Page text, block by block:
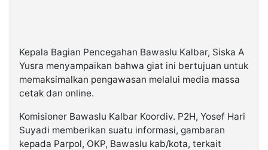
Kepala Bagian Pencegahan Bawaslu Kalbar, Siska A
Yusra menyampaikan bahwa giat ini bertujuan untuk
memaksimalkan pengawasan melalui media massa
cetak dan online.
Komisioner Bawaslu Kalbar Koordiv. P2H, Yosef Hari
Suyadi memberikan suatu informasi, gambaran
kepada Parpol, OKP, Bawaslu kab/kota, terkait